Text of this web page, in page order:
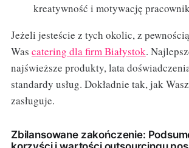
kreatywność i motywację
Jeżeli jesteście z tych okolic, z
Was catering dla firm Białystok.
najświeższe produkty, lata
standardy usług. Dokładnie tak, jak
zasługuje.
Zbilansowane zakończenie: